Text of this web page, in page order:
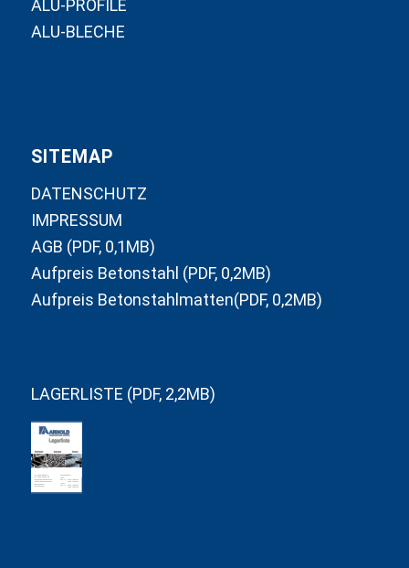
ALU-PROFILE
ALU-BLECHE
SITEMAP
DATENSCHUTZ
IMPRESSUM
AGB (PDF, 0,1MB)
Aufpreis Betonstahl (PDF, 0,2MB)
Aufpreis Betonstahlmatten(PDF, 0,2MB)
LAGERLISTE (PDF, 2,2MB)